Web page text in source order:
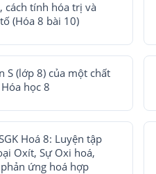
cách tính hóa trị và
(Hóa 8 bài 10)
S (lớp 8) của một chất
học 8
Hoá 8: Luyện tập
Oxít, Sự Oxi hoá,
ứng hoá hợp